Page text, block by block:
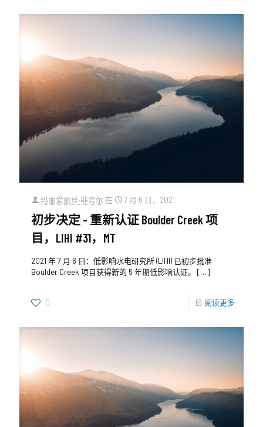
玛丽爱丽丝·菲舍尔 在 7 月 6 日，2021
初步决定 - 重新认证 Boulder Creek 项
目，LIHI #31，MT
2021 年 7 月 6 日：低影响水电研究所 (LIHI) 已初步批准
Boulder Creek 项目获得新的 5 年期低影响认证。
[…]
0 阅读更多